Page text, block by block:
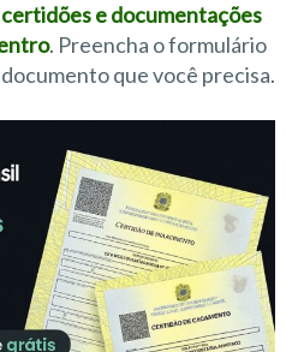
e documentações
. Preencha o formulário
que você precisa.